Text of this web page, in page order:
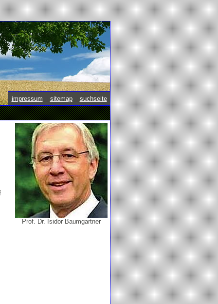
impressum sitemap| suchseite
Prof. Dr. Isidor Baumgartner